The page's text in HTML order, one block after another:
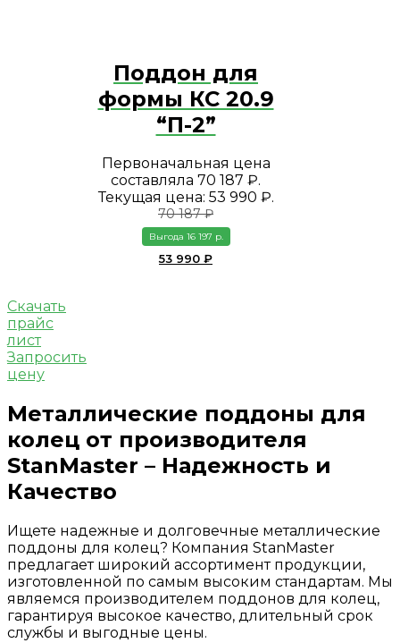
Поддон для
формы КС 20.9
“П-2”
70 187₽
Первоначальная цена
составляла 70 187 ₽.
Выгода 16 197 р.
53 990 ₽
Текущая цена: 53 990 ₽.
Скачать
прайс
лист
Запросить
цену
Металлические поддоны для
колец от производителя
StanMaster – Надежность и
Качество
Ищете надежные и долговечные металлические
поддоны для колец? Компания StanMaster
предлагает широкий ассортимент продукции,
изготовленной по самым высоким стандартам. Мы
являемся производителем поддонов для колец,
гарантируя высокое качество, длительный срок
службы и выгодные цены.